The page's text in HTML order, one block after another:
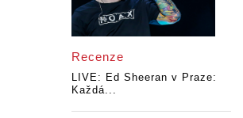
Recenze
LIVE: Ed Sheeran v Praze:
Každá...